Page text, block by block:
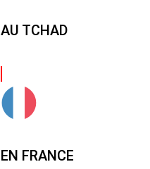
AU TCHAD
EN FRANCE